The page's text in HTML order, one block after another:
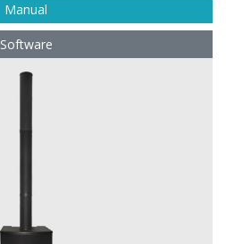
Manual
Software